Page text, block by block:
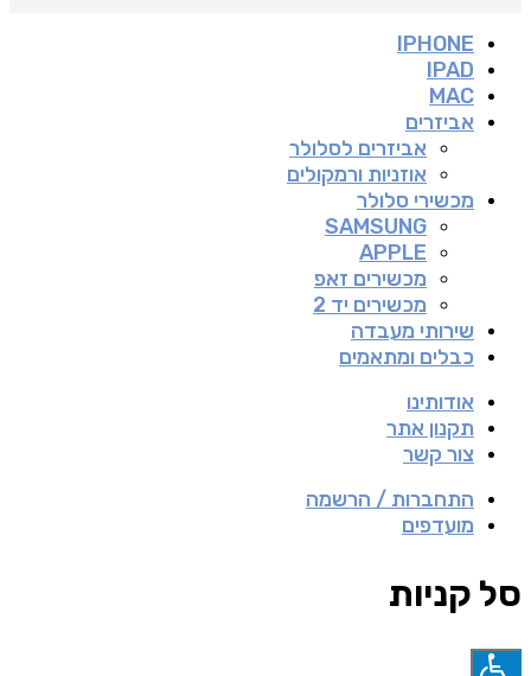
IPHONE
IPAD
MAC
אביזרים
אביזרים לסלולר
אוזניות ורמקולים
מכשירי סלולר
SAMSUNG
APPLE
מכשירים זאפ
מכשירים יד 2
שירותי מעבדה
כבלים ומתאמים
אודותינו
תקנון אתר
צור קשר
התחברות / הרשמה
מועדפים
סל קניות